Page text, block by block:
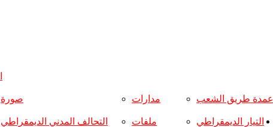
صورة
التحالف المدني الديمقراطي
مدارات
ملفات
اعمدة طريق الشعب
التيار الديمقراطي